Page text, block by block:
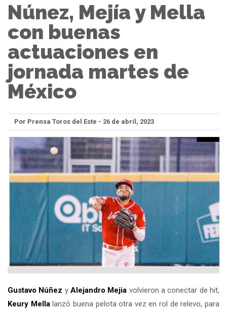
Núnez, Mejía y Mella
con buenas
actuaciones en
jornada martes de
México
Por Prensa Toros del Este - 26 de abril, 2023
Gustavo Núñez yAlejandro Mejia volvieron a conectar de hit,
Keury Mellalanzó buena pelota otra vez en rol de relevo, para